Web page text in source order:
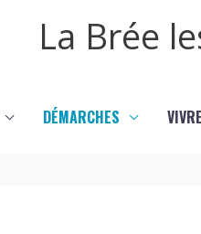
La Brée
DÉMARCHES